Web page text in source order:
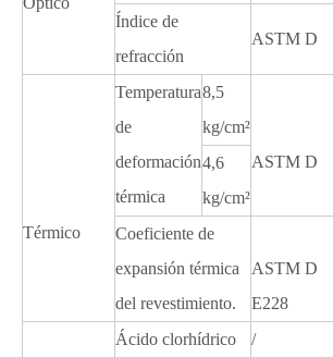
Índice de
refracción
ASTM D
Térmico
Temperatura
de
deformación
térmica
8,5
kg/cm²
ASTM D
4,6
kg/cm²
Coeficiente de
expansión térmica
del revestimiento.
ASTM D
E228
Ácido clorhídrico /